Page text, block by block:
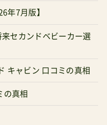
年7月版】
来セカンドベビーカー選
キャビン 口コミの真相
の真相